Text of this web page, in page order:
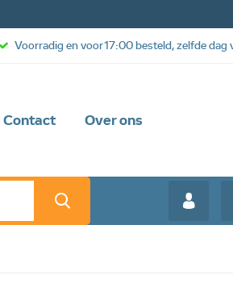
Contact Over ons
Voorradig en voor 17:00 besteld, zelfde